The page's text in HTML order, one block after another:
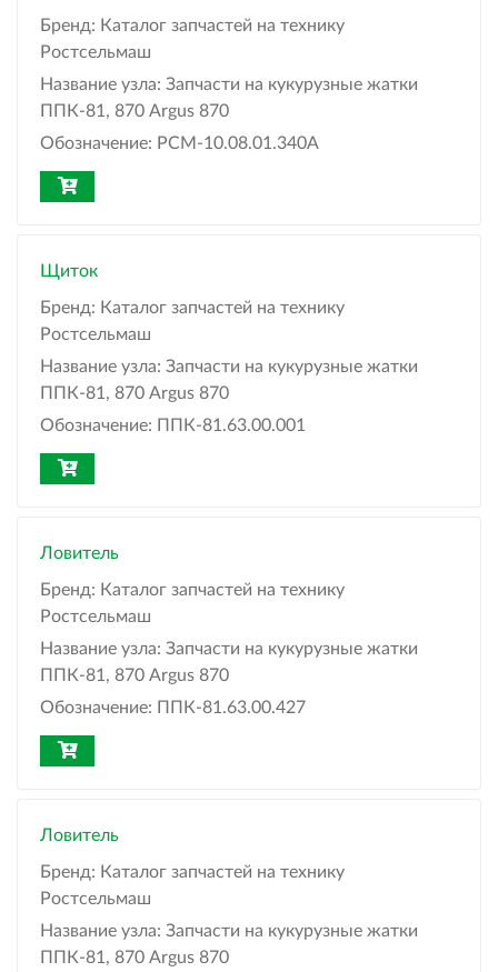
Бренд: Каталог запчастей на технику
Ростсельмаш
Название узла: Запчасти на кукурузные жатки
ППК-81, 870 Argus 870
Обозначение: РСМ-10.08.01.340А
Щиток
Бренд: Каталог запчастей на технику
Ростсельмаш
Название узла: Запчасти на кукурузные жатки
ППК-81, 870 Argus 870
Обозначение: ППК-81.63.00.001
Ловитель
Бренд: Каталог запчастей на технику
Ростсельмаш
Название узла: Запчасти на кукурузные жатки
ППК-81, 870 Argus 870
Обозначение: ППК-81.63.00.427
Ловитель
Бренд: Каталог запчастей на технику
Ростсельмаш
Название узла: Запчасти на кукурузные жатки
ППК-81, 870 Argus 870